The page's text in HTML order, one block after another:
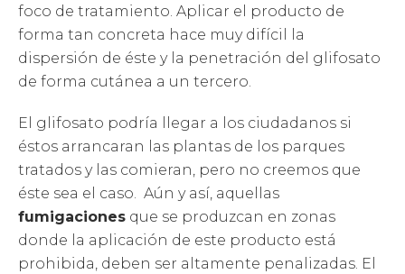
foco de tratamiento. Aplicar el producto de
forma tan concreta hace muy difícil la
dispersión de éste y la penetración del glifosato
de forma cutánea a un tercero.
El glifosato podría llegar a los ciudadanos si
éstos arrancaran las plantas de los parques
tratados y las comieran, pero no creemos que
éste sea el caso. Aún y así, aquellas
fumigaciones que se produzcan en zonas
donde la aplicación de este producto está
prohibida, deben ser altamente penalizadas. El